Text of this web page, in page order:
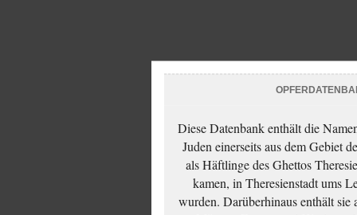
Diese Datenbank enthält die
Juden einerseits aus dem Gebiet
als Häftlinge des Ghettos
kamen, in Theresienstadt ums
wurden. Darüberhinaus enthält